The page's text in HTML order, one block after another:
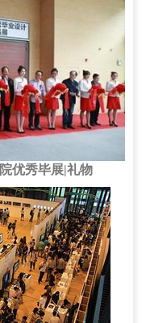
优秀毕展|礼物